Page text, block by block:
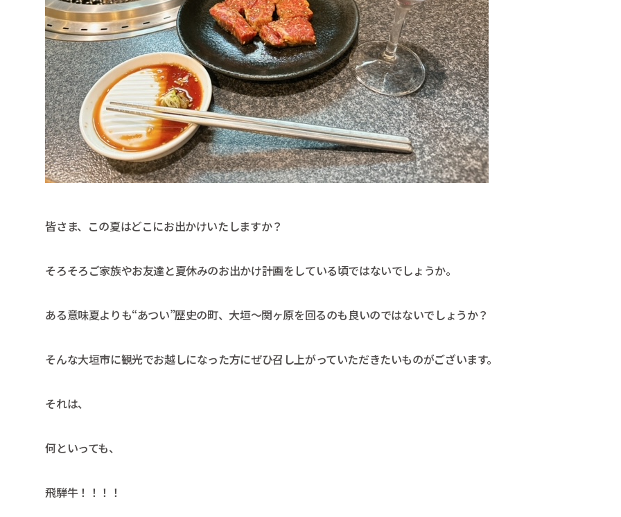
皆さま、この夏はどこにお出かけいたしますか？
そろそろご家族やお友達と夏休みのお出かけ計画をしている頃ではないでしょうか。
ある意味夏よりも“あつい”歴史の町、大垣～関ヶ原を回るのも良いのではないでしょうか？
そんな大垣市に観光でお越しになった方にぜひ召し上がっていただきたいものがございます。
それは、
何といっても、
飛騨牛！！！！